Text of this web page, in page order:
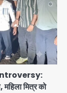
मित्र को